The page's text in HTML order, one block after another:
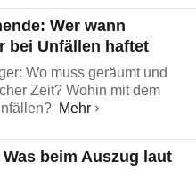
Wer wann
bei Unfällen haftet
Wo muss geräumt und
Zeit? Wohin mit dem
Mehr
beim Auszug laut